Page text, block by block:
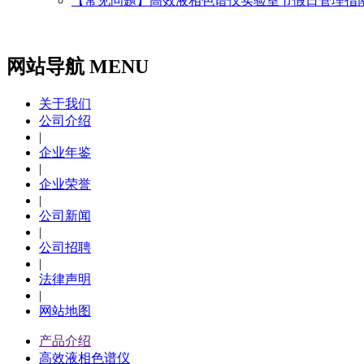
网站导航 MENU
关于我们
公司介绍
|
企业年鉴
|
企业荣誉
|
公司新闻
|
公司招聘
|
法律声明
|
网站地图
产品介绍
高效液相色谱仪